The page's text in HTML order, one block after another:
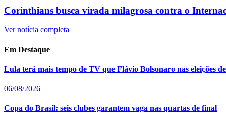
Corinthians busca virada milagrosa contra o
Ver notícia completa
Em Destaque
Lula terá mais tempo de TV que Flávio Bolsonaro nas eleições
06/08/2026
Copa do Brasil: seis clubes garantem vaga nas quartas de final